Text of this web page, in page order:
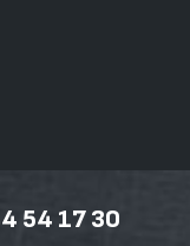
54 17 30